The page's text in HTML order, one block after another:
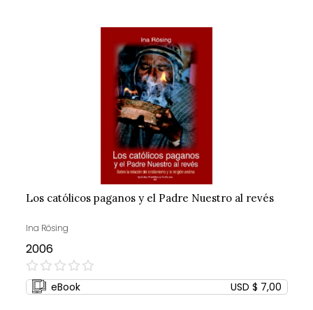
Los católicos paganos y el Padre Nuestro al revés
Ina Rösing
2006
0%
eBook USD $ 7,00